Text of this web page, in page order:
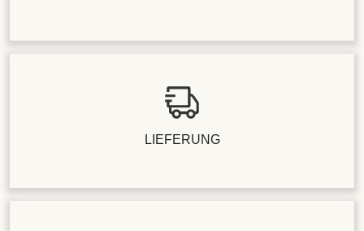
LIEFERUNG